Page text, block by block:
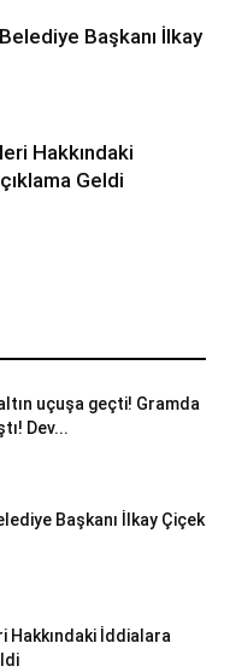
Başkanı İlkay
Hakkındaki
Geldi
uçuşa geçti! Gramda
Dev...
Başkanı İlkay Çiçek
Hakkındaki İddialara